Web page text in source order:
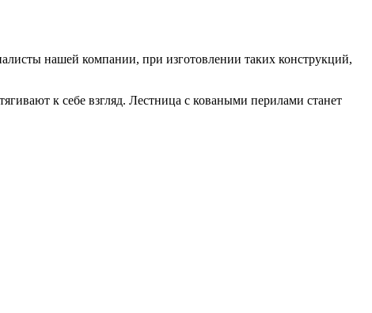
нашей компании, при изготовлении таких конструкций,
к себе взгляд. Лестница с коваными перилами станет